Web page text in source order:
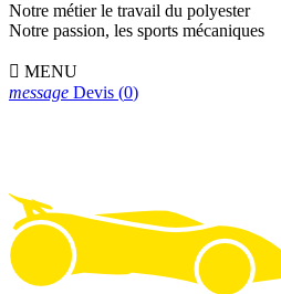
Notre métier le travail du polyester
Notre passion, les sports mécaniques
 MENU
message Devis (0)